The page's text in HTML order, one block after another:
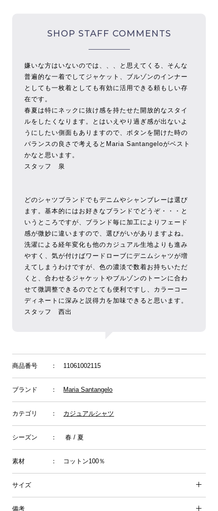
SHOP STAFF COMMENTS
嫌いな方はいないのでは、、、と思えてくる、そんな
普遍的な一着でしてジャケット、ブルゾンのインナー
としても一枚着としても有効に活用できる頼もしい存
在です。
春夏は特にネックに抜け感を持たせた開放的なスタイ
ルをしたくなります。とはいえやり過ぎ感が出ないよ
うにしたい側面もありますので、ボタンを開けた時の
バランスの良さで考えるとMaria Santangeloがベスト
かなと思います。
スタッフ 泉
どのシャツブランドでもデニムやシャンブレーは選び
ます。基本的にはお好きなブランドでどうぞ・・・と
いうところですが、ブランド毎に加工によりフェード
感が微妙に違いますので、選びがいがありますよね。
洗濯による経年変化も他のカジュアル生地よりも進み
やすく、気が付けばワードローブにデニムシャツが増
えてしまうわけですが、色の濃淡で数着お持ちいただ
くと、合わせるジャケットやブルゾンのトーンに合わ
せて微調整できるのでとても便利ですし、カラーコー
ディネートに深みと説得力を加味できると思います。
スタッフ 西出
商品番号 ： 11061002115
ブランド ： Maria Santangelo
カテゴリ ： カジュアルシャツ
シーズン ： 春 / 夏
素材 ： コットン100％
サイズ
備考